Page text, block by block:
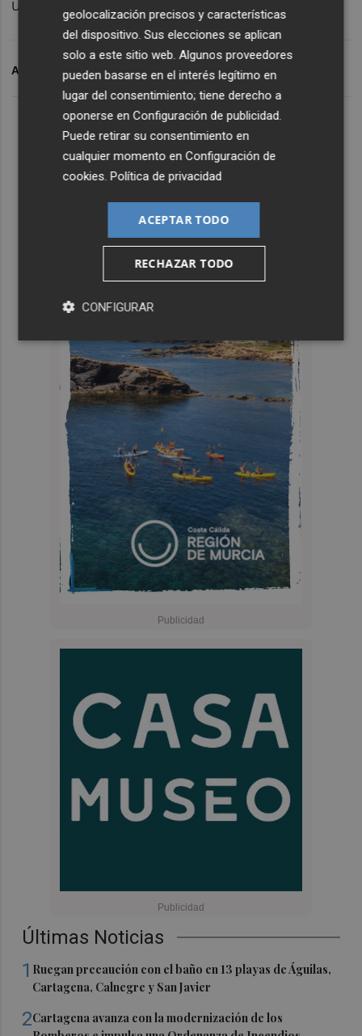
Últimas Noticias
1 Ruegan precaución con el baño en 13 playas de Águilas,
Cartagena, Calnegre y San Javier
2Cartagena avanza con la modernización de los
un paquete de ayudas.
ARCHIVADO EN IMPUESTO
geolocalización precisos y características
del dispositivo. Sus elecciones se aplican
solo a este sitio web. Algunos proveedores
pueden basarse en el interés legítimo en
lugar del consentimiento; tiene derecho a
oponerse enConfiguración de publicidad.
Puede retirar su consentimiento en
cualquier momento enConfiguración de
cookies.Política de privacidad
ACEPTAR TODO
RECHAZAR TODO
CONFIGURAR